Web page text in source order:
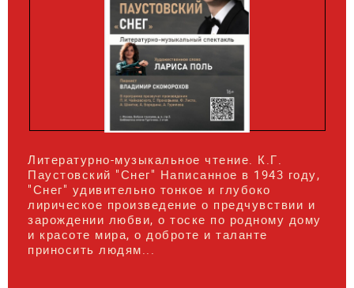
Литературно-музыкальное чтение. К.Г.
Паустовский "Снег" Написанное в 1943 году,
"Снег" удивительно тонкое и глубоко
лирическое произведение о предчувствии и
зарождении любви, о тоске по родному дому
и красоте мира, о доброте и таланте
приносить людям...